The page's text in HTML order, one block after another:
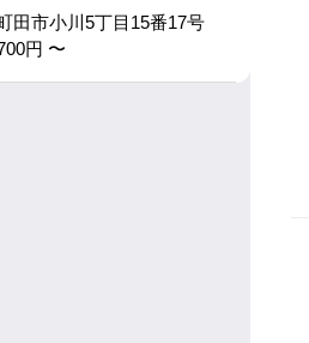
田市小川5丁目15番17号
円 〜